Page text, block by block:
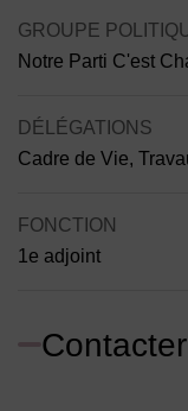
Contenu
GROUPE
Notre Parti C'est
DÉLÉGATIONS
Cadre de Vie,
FONCTION
1e adjoint